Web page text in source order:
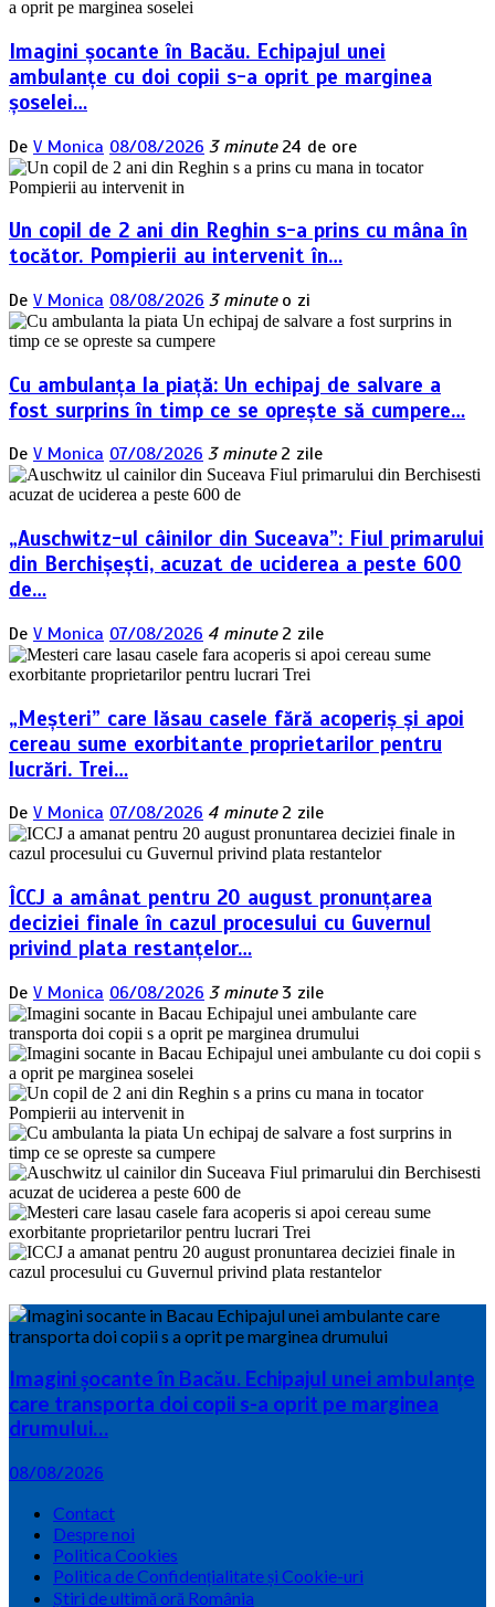
Imagini șocante în Bacău. Echipajul unei
ambulanțe cu doi copii s-a oprit pe marginea
șoselei…
De V Monica 08/08/2026 3 minute 24 de ore
Un copil de 2 ani din Reghin s-a prins cu mâna în
tocător. Pompierii au intervenit în…
De V Monica 08/08/2026 3 minute o zi
Cu ambulanța la piață: Un echipaj de salvare a
fost surprins în timp ce se oprește să cumpere…
De V Monica 07/08/2026 3 minute 2 zile
„Auschwitz-ul câinilor din Suceava”: Fiul primarului
din Berchișești, acuzat de uciderea a peste 600
de…
De V Monica 07/08/2026 4 minute 2 zile
„Meșteri” care lăsau casele fără acoperiș și apoi
cereau sume exorbitante proprietarilor pentru
lucrări. Trei…
De V Monica 07/08/2026 4 minute 2 zile
ÎCCJ a amânat pentru 20 august pronunțarea
deciziei finale în cazul procesului cu Guvernul
privind plata restanțelor…
De V Monica 06/08/2026 3 minute 3 zile
Imagini șocante în Bacău. Echipajul unei ambulanțe
care transporta doi copii s-a oprit pe marginea
drumului…
08/08/2026
Contact
Despre noi
Politica Cookies
Politica de Confidențialitate și Cookie-uri
Știri de ultimă oră România